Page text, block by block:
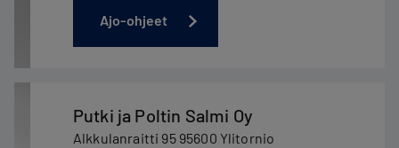
Ajo-ohjeet
Putki ja Poltin Salmi Oy
Alkkulanraitti 95 95600 Ylitornio